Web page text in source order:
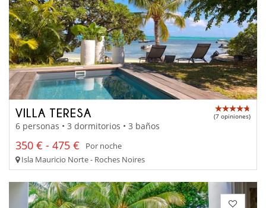
VILLA TERESA (7 opiniones)
6 personas • 3 dormitorios • 3 baños
350 € - 475 €
Por noche
Isla Mauricio Norte - Roches Noires